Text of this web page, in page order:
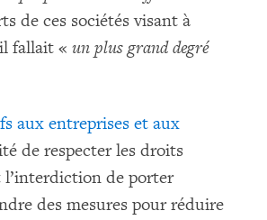
de ces sociétés visant à
fallait « un plus grand degré
aux entreprises et aux
de respecter les droits
de porter
des mesures pour réduire